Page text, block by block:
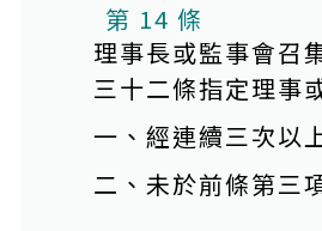
第 14 條
理事長或監事會召
三十二條指定理事
一、經連續三次以
二、未於前條第三